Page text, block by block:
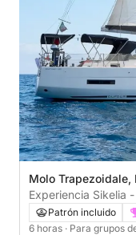
Molo Trapezoidale,
Experiencia Sikelia
de navegación
Patrón incluido
6 horas · Para grupos